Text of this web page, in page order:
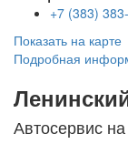
+7 (383)
Показать на карте
Подробная
Автосервис